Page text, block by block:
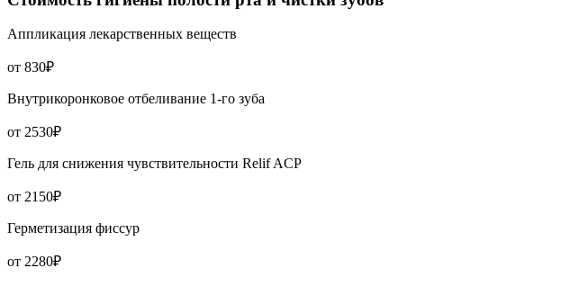
Аппликация лекарственных веществ
от 830₽
Внутрикоронковое отбеливание 1-го зуба
от 2530₽
Гель для снижения чувствительности Relif ACP
от 2150₽
Герметизация фиссур
от 2280₽